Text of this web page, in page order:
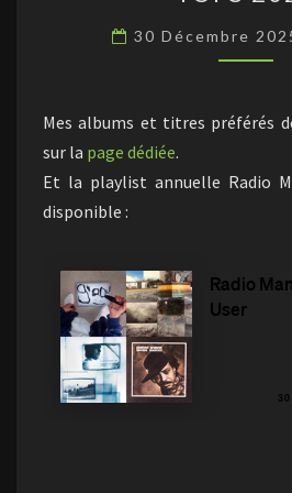
30 Décembre
Mes albums et titres préférés
sur la page dédiée.
Et la playlist annuelle Radio
disponible :